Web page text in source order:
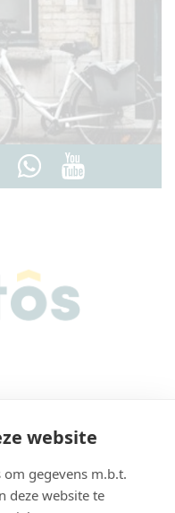
22
website
gegevens m.b.t.
deze website te